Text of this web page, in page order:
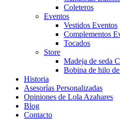
Coleteros
Eventos
Vestidos Eventos
Complementos
Tocados
Store
Madeja de seda
Bobina de hilo
Historia
Asesorías Personalizadas
Opiniones de Lola Azahares
Blog
Contacto